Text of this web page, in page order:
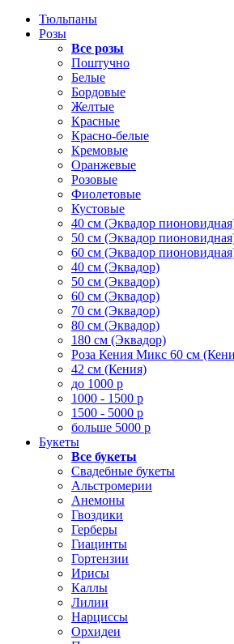
Тюльпаны
Розы
Все розы
Поштучно
Белые
Бордовые
Желтые
Красные
Красно-белые
Кремовые
Оранжевые
Розовые
Фиолетовые
Кустовые
40 см (Эквадор
50 см (Эквадор
60 см (Эквадор
40 см (Эквадор)
50 см (Эквадор)
60 см (Эквадор)
70 см (Эквадор)
80 см (Эквадор)
180 см (Эквадор)
Роза Кения Микс 60 см
42 см (Кения)
до 1000 р
1000 - 1500 р
1500 - 5000 р
больше 5000 р
Букеты
Все букеты
Свадебные букеты
Альстромерии
Анемоны
Гвоздики
Герберы
Гиацинты
Гортензии
Ирисы
Каллы
Лилии
Нарциссы
Орхидеи